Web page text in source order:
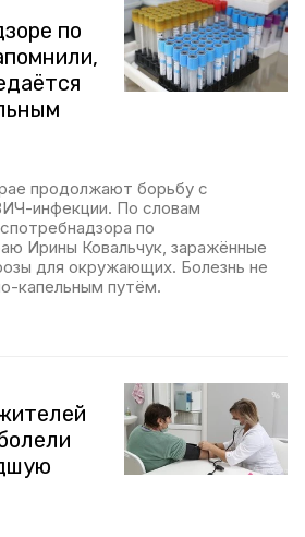
по
продолжают борьбу с
инфекции. По словам
по
Ирины Ковальчук, заражённые
для окружающих. Болезнь не
капельным путём.